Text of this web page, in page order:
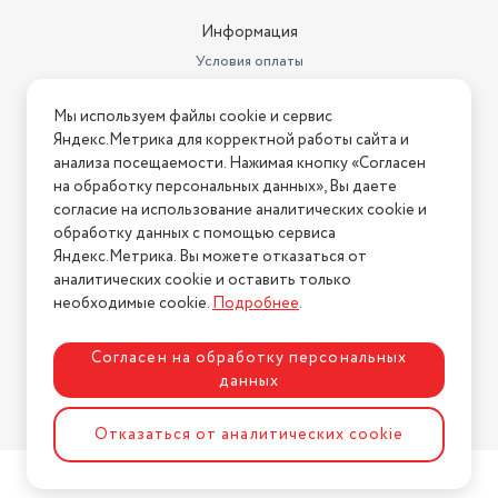
Регулировка температуры
есть
5 л
Информация
Условия оплаты
Условия возврата
Нашли ошибку на сайте? Напишите нам
2026 © Интернет-магазин "АстМаркет". У нас есть всё!
Политика конфиденциальности
Разработка сайтаASTDESIGN
Мы используем файлы cookie и сервис
Яндекс.Метрика для корректной работы сайта и
анализа посещаемости. Нажимая кнопку «Согласен
на обработку персональных данных», Вы даете
согласие на использование аналитических cookie и
обработку данных с помощью сервиса
Яндекс.Метрика. Вы можете отказаться от
аналитических cookie и оставить только
необходимые cookie.Подробнее.
Согласен на обработку персональных
данных
Отказаться от аналитических cookie